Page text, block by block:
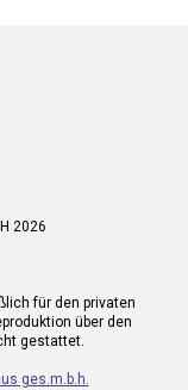
2026
für den privaten
über den
gestattet.
ges.m.b.h.